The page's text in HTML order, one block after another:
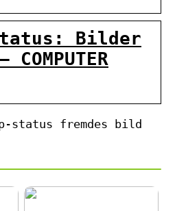
Bilder
status fremdes bild